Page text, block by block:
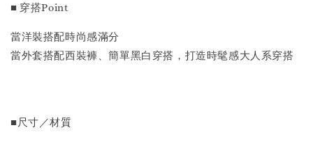
■ 穿搭Point
當洋裝搭配時尚感滿分
當外套搭配西裝褲、簡單黑白穿搭，打造時髦感大人系穿搭
■尺寸／材質